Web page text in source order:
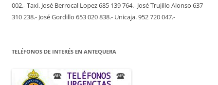
002.- Taxi. José Berrocal Lopez 685 139 764.- José Trujillo Alonso 637
310 238.- José Gordillo 653 020 838.- Unicaja. 952 720 047.-
TELÉFONOS DE INTERÉS EN ANTEQUERA